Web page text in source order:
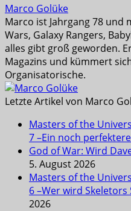
Marco Golüke
Marco ist Jahrgang 78 und
Wars, Galaxy Rangers,
alles gibt groß geworden.
Magazins und kümmert
Organisatorische.
Letzte Artikel von Marco
Masters of the
7 –Ein noch
God of War: Wird
5. August 2026
Masters of the
6 –Wer wird
2026